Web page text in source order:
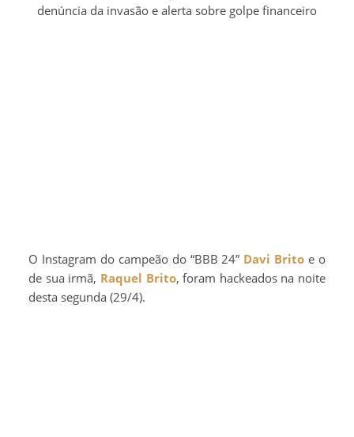
denúncia da invasão e alerta sobre golpe financeiro
O Instagram do campeão do “BBB 24” Davi Brito e o
de sua irmã, Raquel Brito, foram hackeados na noite
desta segunda (29/4).